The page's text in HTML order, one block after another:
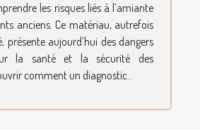
les risques liés à l’amiante
anciens. Ce matériau, autrefois
présente aujourd’hui des dangers
la santé et la sécurité des
comment un diagnostic...